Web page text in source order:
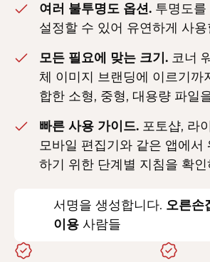
여러 불투명도 옵션. 투명도를
설정할 수 있어 유연하게 사
모든 필요에 맞는 크기. 코너
체 이미지 브랜딩에 이르기까
합한 소형, 중형, 대용량 파일
빠른 사용 가이드. 포토샵, 라
모바일 편집기와 같은 앱에서
하기 위한 단계별 지침을 확인
서명을 생성합니다. 오른손
이용 사람들